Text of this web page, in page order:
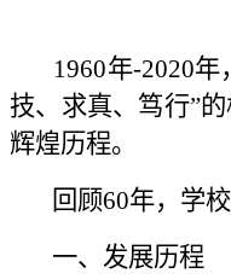
1960年-2020年
技、求真、笃行”
辉煌历程。
回顾60年，学校
一、发展历程